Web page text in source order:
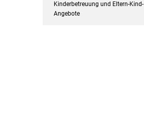
Kinderbetreuung und Eltern-Kind-
Angebote